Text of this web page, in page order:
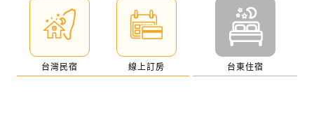
台灣民宿 線上訂房 台東住宿